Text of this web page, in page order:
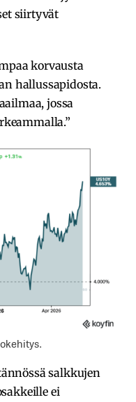
siirtyvät
korvausta
hallussapidosta.
jossa
salkkujen
ei